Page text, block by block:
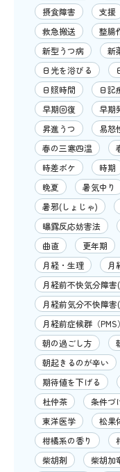
摂食障害
支援
救急搬送
整腸
新型うつ病
新
日光を浴びる
日照時間
日記
早期回復
早期
昇進うつ
易怒
春の三寒四温
時差ボケ
時期
晩夏
暑気中り
暑邪(しょじゃ)
曝露反応妨害法
曲直
更年期
月経・生理
月
月経前不快気分障害
月経前気分不快障害
月経前症候群（PMS）
朝の過ごし方
朝起きるのが辛い
期待値を下げる
杜仲茶
条件づ
東洋医学
松果
柑橘系の香り
柴胡剤
柴胡加